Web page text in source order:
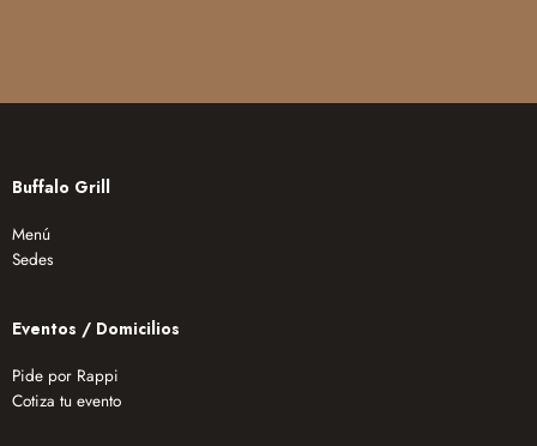
Buffalo Grill
Menú
Sedes
Eventos / Domicilios
Pide por Rappi
Cotiza tu evento